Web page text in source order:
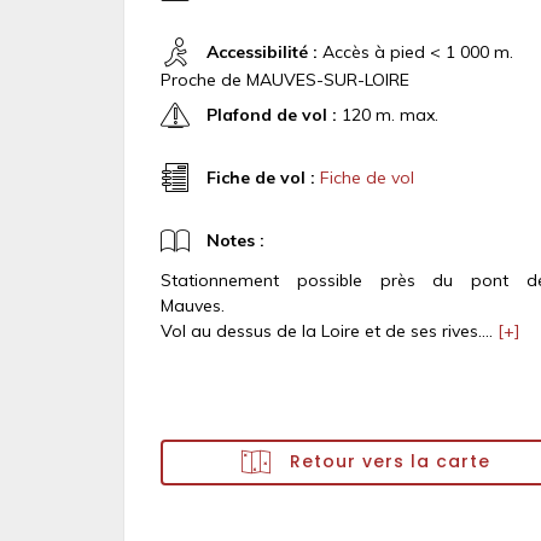
Accessibilité : Accès à pied < 1 000 m.
Proche de MAUVES-SUR-LOIRE
Plafond de vol : 120 m. max.
Fiche de vol : Fiche de vol
Notes :
Stationnement possible près du pont
Mauves.
Vol au dessus de la Loire et de ses rives.... [+]
Retour vers la carte